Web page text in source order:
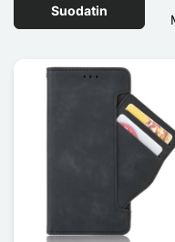
Suodatin